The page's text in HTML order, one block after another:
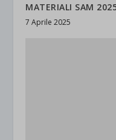
MATERIALI SAM
7 Aprile 2025